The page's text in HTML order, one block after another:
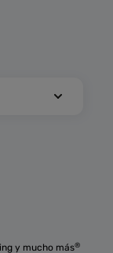
y mucho más®